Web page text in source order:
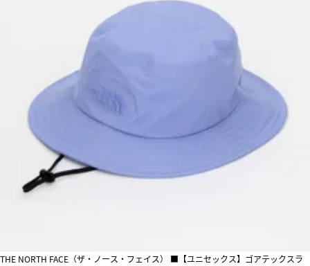
THE NORTH FACE（ザ・ノース・フェイス） ■【ユニセックス】ゴアテックスラ